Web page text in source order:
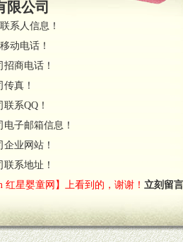
复您的疑问。
录并合理妥善解决。
果显着的案例，与您共商启动市场。
限公司
系人信息！
动电话！
商电话！
真！
系QQ！
子邮箱信息！
业网站！
系地址！
星婴童网】上看到的，谢谢！ 立刻留言